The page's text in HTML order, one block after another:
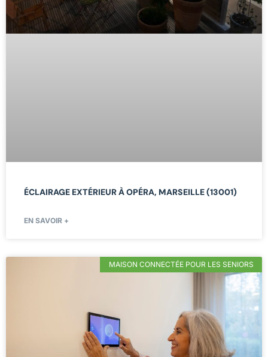
ÉCLAIRAGE EXTÉRIEUR À OPÉRA, MARSEILLE (13001)
EN SAVOIR +
MAISON CONNECTÉE POUR LES SENIORS